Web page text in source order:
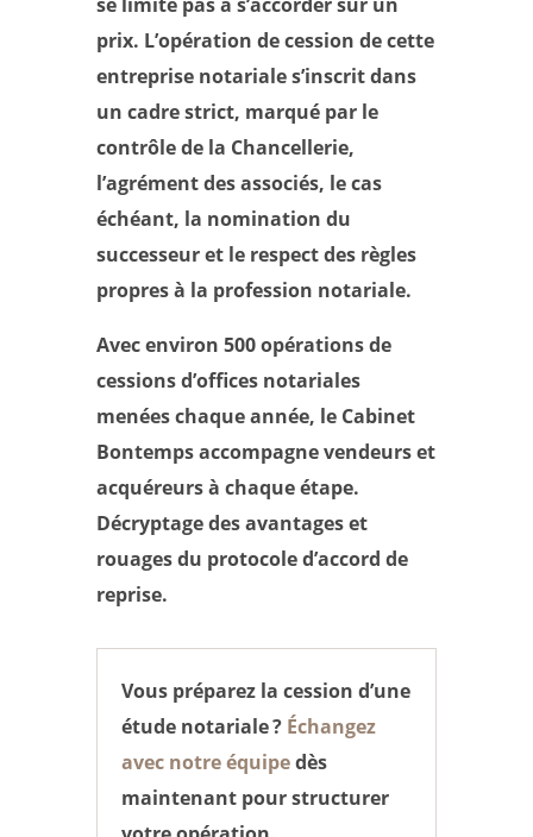
prix. L’opération de cession de cette
entreprise notariale s’inscrit dans
un cadre strict, marqué par le
contrôle de la Chancellerie,
l’agrément des associés, le cas
échéant, la nomination du
successeur et le respect des règles
propres à la profession notariale.
Avec environ 500 opérations de
cessions d’offices notariales
menées chaque année, le Cabinet
Bontemps accompagne vendeurs et
acquéreurs à chaque étape.
Décryptage des avantages et
rouages du protocole d’accord de
reprise.
Vous préparez la cession d’une
étude notariale ? Échangez
avec notre équipedès
maintenant pour structurer